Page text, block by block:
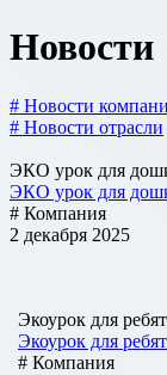
Новости
# Новости
# Новости отрасли
ЭКО урок для
ЭКО урок для
# Компания
2 декабря 2025
Экоурок для
Экоурок для
# Компания